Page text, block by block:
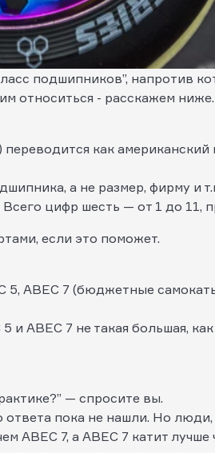
подшипников”, напротив
относиться - расскажем ниже.
как американский
а не размер, фирму и
цифр шесть — от 1 до 11,
если это поможет.
ABEC 7 (бюджетные
ABEC 7 не такая большая,
— спросите вы.
пока не нашли. Но
ABEC 7, а ABEC 7 катит лучше